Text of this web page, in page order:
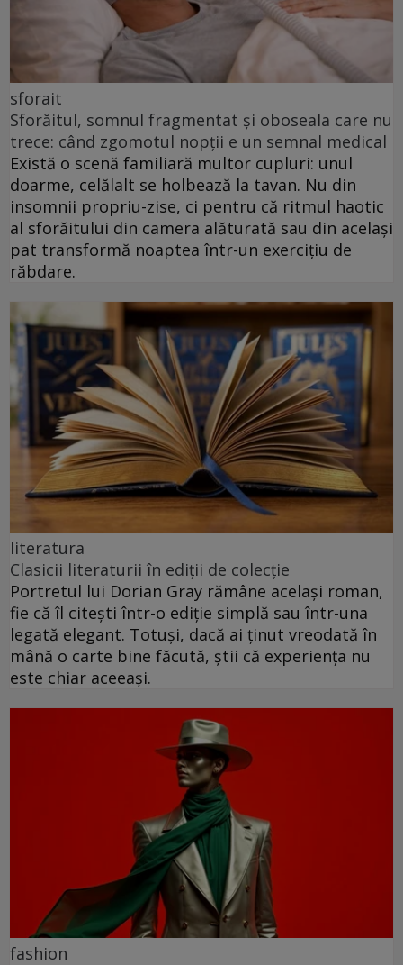
sforait
Sforăitul, somnul fragmentat și oboseala care nu
trece: când zgomotul nopții e un semnal medical
Există o scenă familiară multor cupluri: unul
doarme, celălalt se holbează la tavan. Nu din
insomnii propriu-zise, ci pentru că ritmul haotic
al sforăitului din camera alăturată sau din același
pat transformă noaptea într-un exercițiu de
răbdare.
literatura
Clasicii literaturii în ediții de colecție
Portretul lui Dorian Gray rămâne același roman,
fie că îl citești într-o ediție simplă sau într-una
legată elegant. Totuși, dacă ai ținut vreodată în
mână o carte bine făcută, știi că experiența nu
este chiar aceeași.
fashion